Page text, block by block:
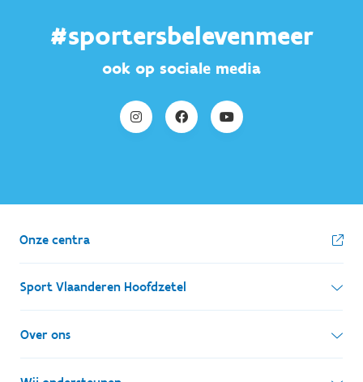
#sportersbelevenmeer
ook op sociale media
Onze centra
Sport Vlaanderen Hoofdzetel
Simon Bolivarlaan 17
1000 Brussel
Over ons
Wie zijn we, wat doen we